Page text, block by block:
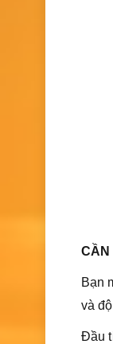
CẦN
Bạn
và
Đầu